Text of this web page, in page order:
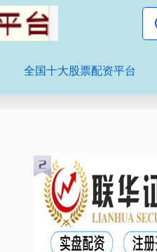
全国十大股票配资平台